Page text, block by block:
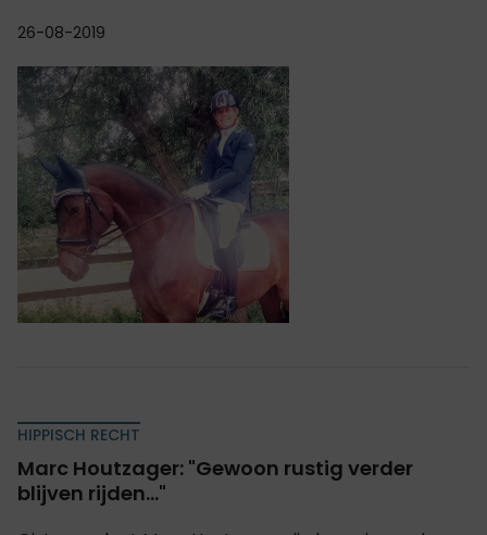
26-08-2019
HIPPISCH RECHT
Marc Houtzager: "Gewoon rustig verder
blijven rijden..."